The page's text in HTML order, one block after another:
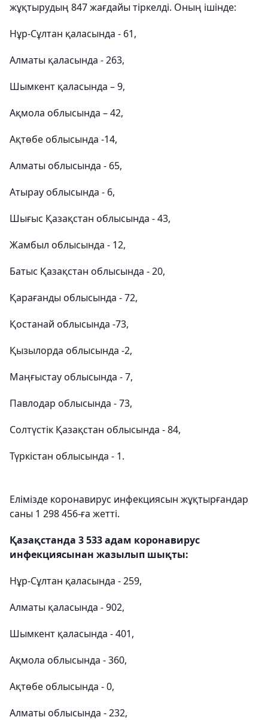
жұқтырудың 847 жағдайы тіркелді. Оның ішінде:
Нұр-Сұлтан қаласында - 61,
Алматы қаласында - 263,
Шымкент қаласында – 9,
Ақмола облысында – 42,
Ақтөбе облысында -14,
Алматы облысында - 65,
Атырау облысында - 6,
Шығыс Қазақстан облысында - 43,
Жамбыл облысында - 12,
Батыс Қазақстан облысында - 20,
Қарағанды облысында - 72,
Қостанай облысында -73,
Қызылорда облысында -2,
Маңғыстау облысында - 7,
Павлодар облысында - 73,
Солтүстік Қазақстан облысында - 84,
Түркістан облысында - 1.
Елімізде коронавирус инфекциясын жұқтырғандар
саны 1 298 456-ға жетті.
Қазақстанда 3 533 адам коронавирус
инфекциясынан жазылып шықты:
Нұр-Сұлтан қаласында - 259,
Алматы қаласында - 902,
Шымкент қаласында - 401,
Ақмола облысында - 360,
Ақтөбе облысында - 0,
Алматы облысында - 232,